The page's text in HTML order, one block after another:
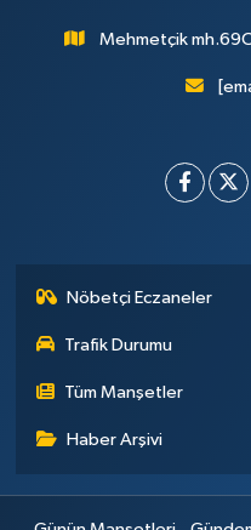
Mehmetçik
Nöbetçi Eczaneler
Trafik Durumu
Tüm Manşetler
Haber Arşivi